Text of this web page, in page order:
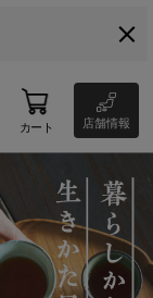
カート 店舗情報